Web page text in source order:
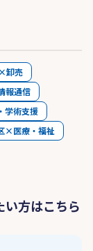
卸売
報通信
学術支援
×医療・福祉
方はこちら